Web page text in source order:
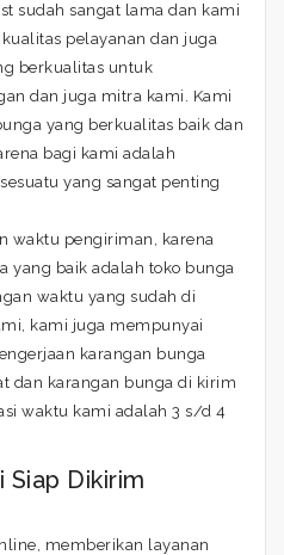
sudah sangat lama dan kami
pelayanan dan juga
berkualitas untuk
dan juga mitra kami. Kami
yang berkualitas baik dan
bagi kami adalah
yang sangat penting
waktu pengiriman, karena
yang baik adalah toko bunga
waktu yang sudah di
kami juga mempunyai
karangan bunga
dan karangan bunga di kirim
waktu kami adalah 3 s/d 4
Siap Dikirim
memberikan layanan